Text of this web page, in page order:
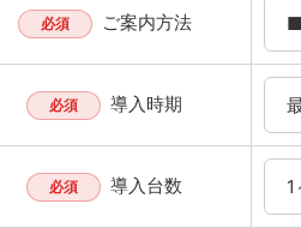
必須 ご案内方法
必須 導入時期
必須 導入台数